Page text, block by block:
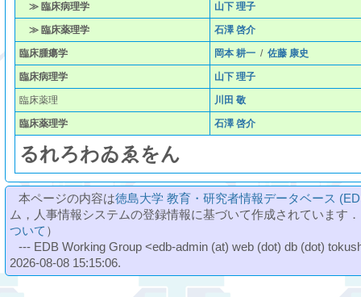
≫ 臨床病理学 山下 理子
≫ 臨床薬理学 石澤 啓介
臨床腫瘍学 岡本 耕一/ 佐藤 康史
臨床病理学 山下 理子
臨床薬理 川田 敬
臨床薬理学 石澤 啓介
るれろわゐ ゑ をん
本ページの内容は徳島大学 教育・研究者情報データベース
ム，人事情報システムの登録情報に基づいて作成されています
ついて ）
--- EDB Working Group <edb-admin (at) web (dot) db (dot)
2026-08-08 15:15:06.